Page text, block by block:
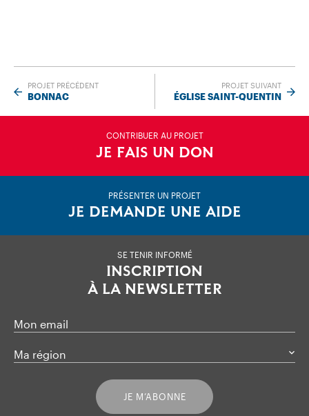
PROJET PRÉCÉDENT
BONNAC
PROJET SUIVANT
ÉGLISE SAINT-QUENTIN
CONTRIBUER AU PROJET
JE FAIS UN DON
PRÉSENTER UN PROJET
JE DEMANDE UNE AIDE
SE TENIR INFORMÉ
INSCRIPTION
À LA NEWSLETTER
Mon email
Ma région
JE M’ABONNE